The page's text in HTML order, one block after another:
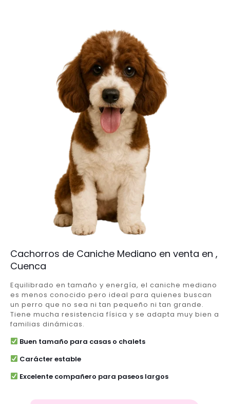
Cachorros de Caniche Mediano en venta en ,
Cuenca
Equilibrado en tamaño y energía, el caniche mediano
es menos conocido pero ideal para quienes buscan
un perro que no sea ni tan pequeño ni tan grande.
Tiene mucha resistencia física y se adapta muy bien a
familias dinámicas.
Buen tamaño para casas o chalets
Carácter estable
Excelente compañero para paseos largos